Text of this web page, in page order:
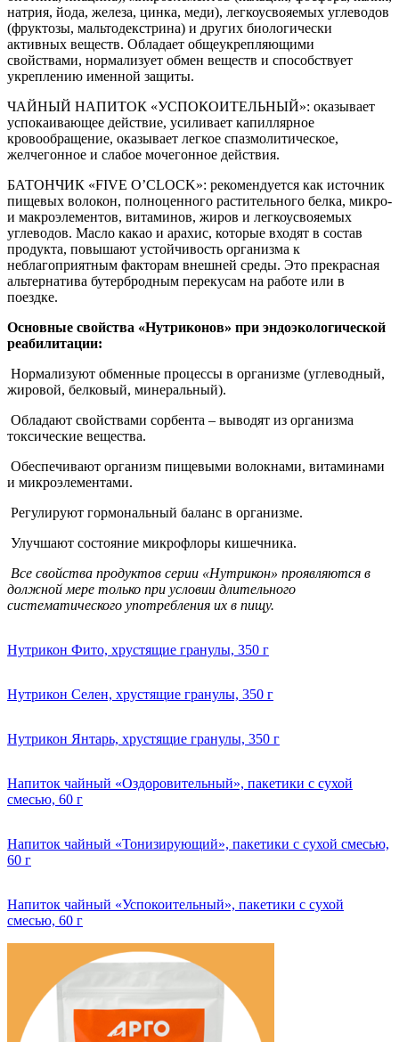
натрия, йода, железа, цинка, меди), легкоусвояемых углеводов
(фруктозы, мальтодекстрина) и других биологически
активных веществ. Обладает общеукрепляющими
свойствами, нормализует обмен веществ и способствует
укреплению именной защиты.
ЧАЙНЫЙ НАПИТОК «УСПОКОИТЕЛЬНЫЙ»: оказывает
успокаивающее действие, усиливает капиллярное
кровообращение, оказывает легкое спазмолитическое,
желчегонное и слабое мочегонное действия.
БАТОНЧИК «FIVE O’CLOCK»: рекомендуется как источник
пищевых волокон, полноценного растительного белка, микро-
и макроэлементов, витаминов, жиров и легкоусвояемых
углеводов. Масло какао и арахис, которые входят в состав
продукта, повышают устойчивость организма к
неблагоприятным факторам внешней среды. Это прекрасная
альтернатива бутербродным перекусам на работе или в
поездке.
Основные свойства «Нутриконов» при эндоэкологической
реабилитации:
Нормализуют обменные процессы в организме (углеводный,
жировой, белковый, минеральный).
Обладают свойствами сорбента – выводят из организма
токсические вещества.
Обеспечивают организм пищевыми волокнами, витаминами
и микроэлементами.
Регулируют гормональный баланс в организме.
Улучшают состояние микрофлоры кишечника.
Все свойства продуктов серии «Нутрикон» проявляются в
должной мере только при условии длительного
систематического употребления их в пищу.
Нутрикон Фито, хрустящие гранулы, 350 г
Нутрикон Селен, хрустящие гранулы, 350 г
Нутрикон Янтарь, хрустящие гранулы, 350 г
Напиток чайный «Оздоровительный», пакетики с сухой
смесью, 60 г
Напиток чайный «Тонизирующий», пакетики с сухой смесью,
60 г
Напиток чайный «Успокоительный», пакетики с сухой
смесью, 60 г